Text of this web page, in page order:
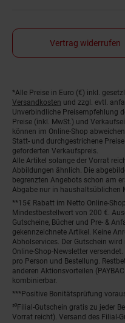
Vertrag widerrufen
Fußnoten
*Alle Preise in Euro (€) inkl.
Versandkosten und zzgl. evtl.
Unverbindliche Preisempfehlung
Preise (inkl. MwSt.) und
können im Online-Shop abweichen.
Statt- und durchgestrichene
geforderten Verkaufspreis.
Alle Artikel solange der Vorrat
Abbildungen ähnlich. Die
begrenzten Angebots schon am
Abgabe nur in haushaltsüblichen
**15€ Rabatt im Netto Online-
Mindestbestellwert von 200 €.
Gutscheine, Bücher und Pre- &
gekennzeichnete Artikel. Keine
Abholservices. Der Gutschein
Online-Shop-Newsletter
pro Person und Bestellung.
anderen Aktionsvorteilen
kombinierbar.
***Positive Bonitätsprüfung
²⁰Filial-Gutschein gratis zu jeder
Vorrat reicht). Versand des Filial-